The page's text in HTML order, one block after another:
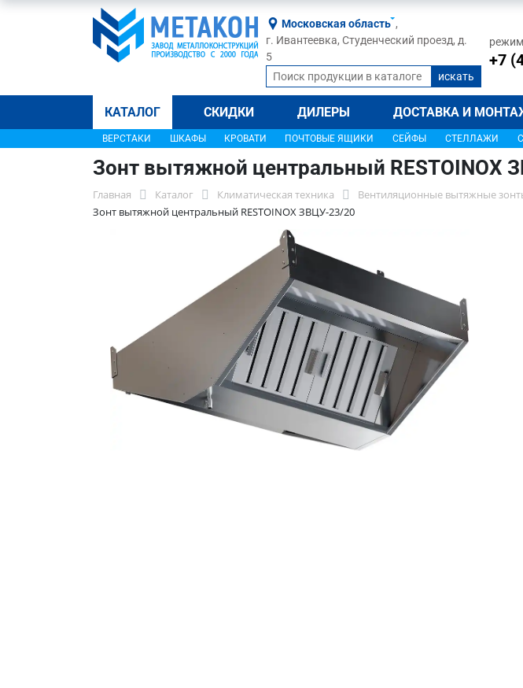
Московская область ,
г. Ивантеевка, Студенческий проезд, д.
5
+7
КАТАЛОГ СКИДКИ ДИЛЕРЫ ДОСТАВКА И
ВЕРСТАКИ ШКАФЫ КРОВАТИ ПОЧТОВЫЕ ЯЩИКИ СЕЙФЫ СТЕЛЛАЖИ
Зонт вытяжной центральный RESTOINOX
Главная Каталог Климатическая техника Вентиляционные вытяжные
Зонт вытяжной центральный RESTOINOX ЗВЦУ-23/20